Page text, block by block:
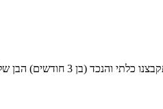
3 חודשים) הבן שלי…